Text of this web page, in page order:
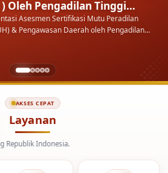
orang ada masanya Ketua
malam Kenal Pamit Kapolresta
Layanan